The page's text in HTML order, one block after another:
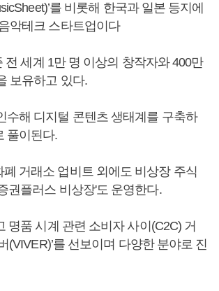
를 비롯해 한국과 일본 등지에
악테크 스타트업이다
전 세계 1만 명 이상의 창작자와 400만
보유하고 있다.
수해 디지털 콘텐츠 생태계를 구축하
풀이된다.
거래소 업비트 외에도 비상장 주식
권플러스 비상장'도 운영한다.
명품 시계 관련 소비자 사이(C2C) 거
(VIVER)’를 선보이며 다양한 분야로 진